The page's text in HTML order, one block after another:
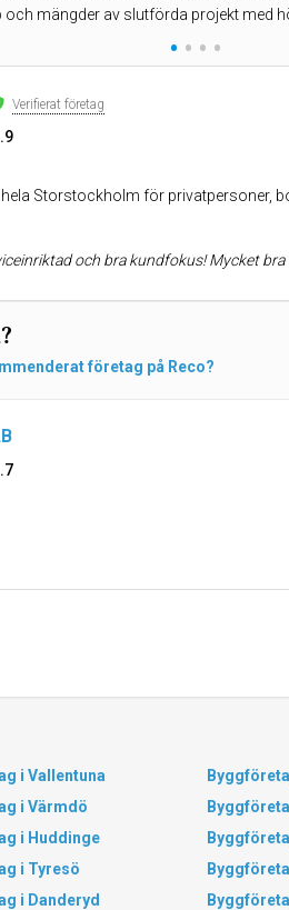
och mängder av slutförda projekt med
• • • •
Verifierat företag
Storstockholm för privatpersoner,
och bra kundfokus! Mycket
företag på Reco?
i Vallentuna
i Värmdö
i Huddinge
i Tyresö
i Danderyd